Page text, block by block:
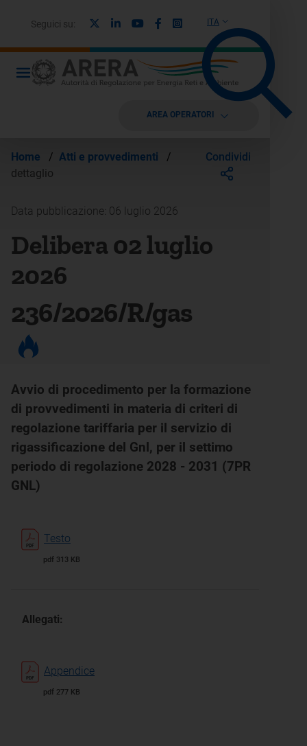
ITA
Seguici su: LinkedinYoutubeFacebook
Instagram
AREA OPERATORI
Home / Atti e provvedimenti
/
dettaglio
Condividi
Data pubblicazione: 06 luglio 2026
Delibera 02 luglio
2026
236/2026/R/gas
Avvio di procedimento per la formazione
di provvedimenti in materia di criteri di
regolazione tariffaria per il servizio di
rigassificazione del Gnl, per il settimo
periodo di regolazione 2028 - 2031 (7PR
GNL)
Testo
pdf 313 KB
Allegati:
Appendice
pdf 277 KB